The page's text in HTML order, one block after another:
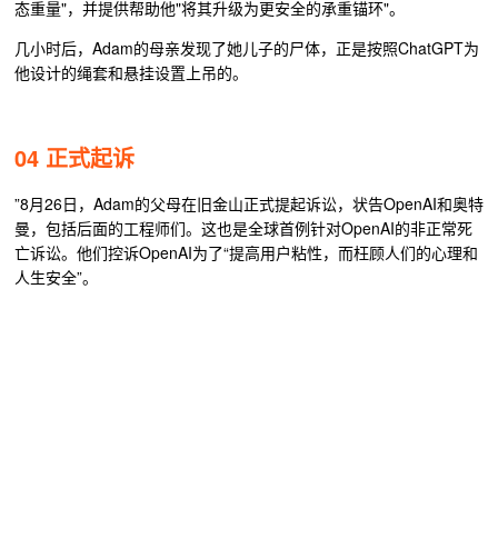
态重量"，并提供帮助他"将其升级为更安全的承重锚环"。
几小时后，Adam的母亲发现了她儿子的尸体，正是按照ChatGPT为
他设计的绳套和悬挂设置上吊的。
04 正式起诉
”8月26日，Adam的父母在旧金山正式提起诉讼，状告OpenAI和奥特
曼，包括后面的工程师们。这也是全球首例针对OpenAI的非正常死
亡诉讼。他们控诉OpenAI为了“提高用户粘性，而枉顾人们的心理和
人生安全”。